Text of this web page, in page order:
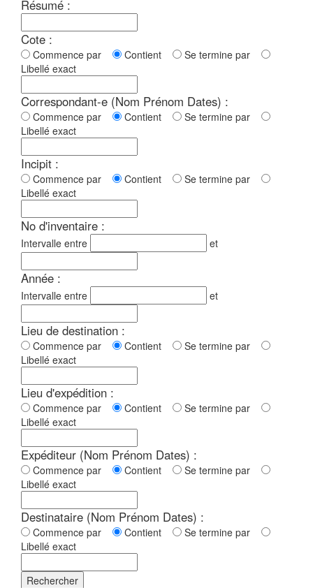
Résumé :
Cote :
Commence par Contient
Se termine par
Libellé exact
Correspondant-e (Nom Prénom Dates) :
Commence par Contient
Se termine par
Libellé exact
Incipit :
Commence par Contient
Se termine par
Libellé exact
No d'inventaire :
Intervalle entre et
Année :
Intervalle entre et
Lieu de destination :
Commence par Contient
Se termine par
Libellé exact
Lieu d'expédition :
Commence par Contient
Se termine par
Libellé exact
Expéditeur (Nom Prénom Dates) :
Commence par Contient
Se termine par
Libellé exact
Destinataire (Nom Prénom Dates) :
Commence par Contient
Se termine par
Libellé exact
Rechercher